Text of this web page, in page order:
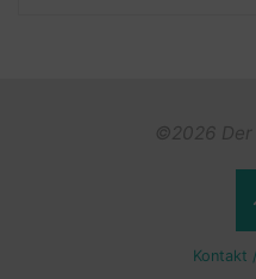
©2026 Der
Kontakt